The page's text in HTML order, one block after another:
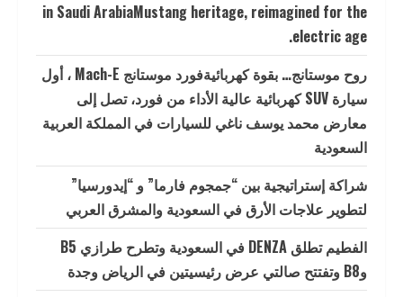
in Saudi ArabiaMustang heritage, reimagined for the
electric age.
روح موستانج… بقوة كهربائيةفورد موستانج Mach-E ، أول
سيارة SUV كهربائية عالية الأداء من فورد، تصل إلى
معارض محمد يوسف ناغي للسيارات في المملكة العربية
السعودية
شراكة إستراتيجية بين “جمجوم فارما” و “إيدورسيا”
لتطوير علاجات الأرق في السعودية والمشرق العربي
الفطيم تطلق DENZA في السعودية وتطرح طرازي B5
وB8 وتفتتح صالتي عرض رئيسيتين في الرياض وجدة